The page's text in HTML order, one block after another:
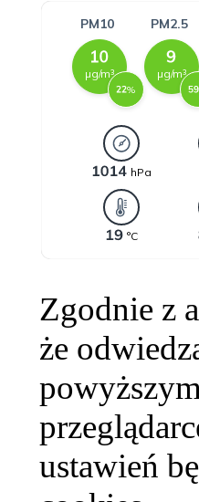
Zgodnie z
że
ustawień